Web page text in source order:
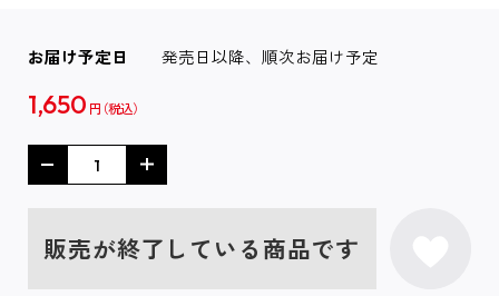
お届け予定日 発売日以降、順次お届け予定
1,650 円
販売が終了している商品です